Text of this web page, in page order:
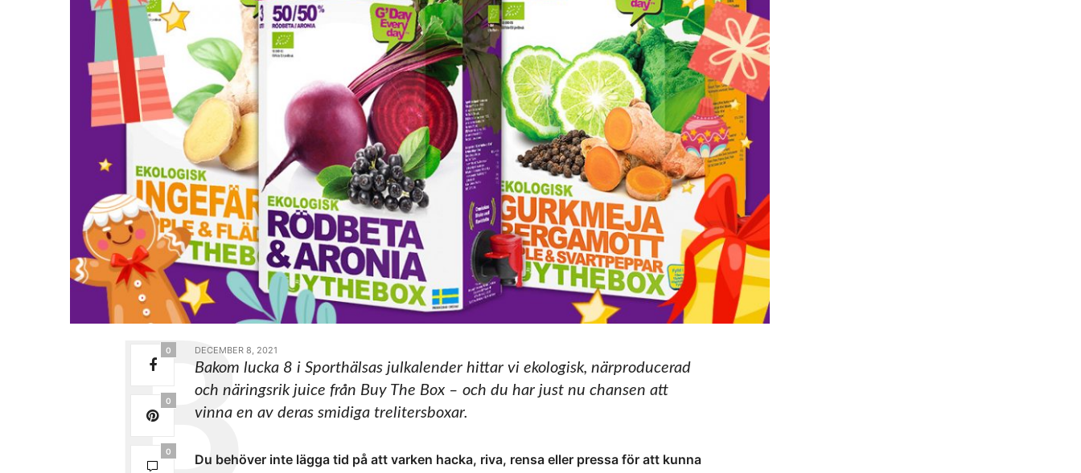
0
0
0
DECEMBER 8, 2021
Bakom lucka 8 i Sporthälsas julkalender hittar vi ekologisk, närproducerad
och näringsrik juice från Buy The Box – och du har just nu chansen att
vinna en av deras smidiga trelitersboxar.
Du behöver inte lägga tid på att varken hacka, riva, rensa eller pressa för att kunna